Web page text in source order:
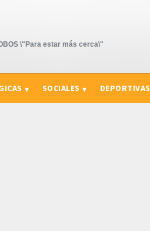
\"Para estar más cerca\"
SOCIALES DEPORTIVAS